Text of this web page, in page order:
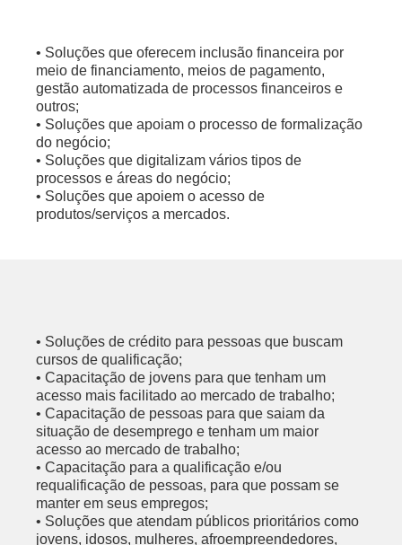
• Soluções que oferecem inclusão financeira por
meio de financiamento, meios de pagamento,
gestão automatizada de processos financeiros e
outros;
• Soluções que apoiam o processo de formalização
do negócio;
• Soluções que digitalizam vários tipos de
processos e áreas do negócio;
• Soluções que apoiem o acesso de
produtos/serviços a mercados.
• Soluções de crédito para pessoas que buscam
cursos de qualificação;
• Capacitação de jovens para que tenham um
acesso mais facilitado ao mercado de trabalho;
• Capacitação de pessoas para que saiam da
situação de desemprego e tenham um maior
acesso ao mercado de trabalho;
• Capacitação para a qualificação e/ou
requalificação de pessoas, para que possam se
manter em seus empregos;
• Soluções que atendam públicos prioritários como
jovens, idosos, mulheres, afroempreendedores,